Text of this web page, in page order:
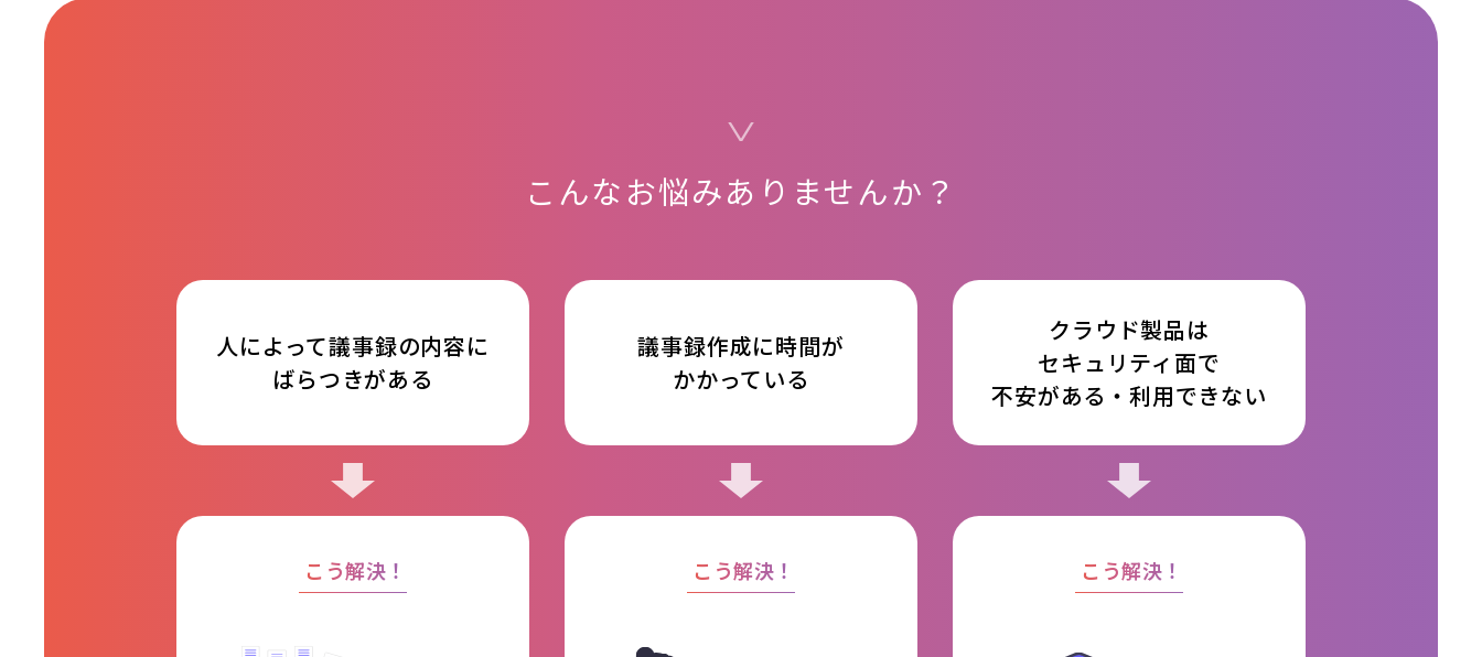
こんなお悩みありませんか？
人によって議事録の内容に
ばらつきがある
こう解決！
議事録作成に時間が
かかっている
こう解決！
クラウド製品は
セキュリティ面で
不安がある・利用できない
こう解決！